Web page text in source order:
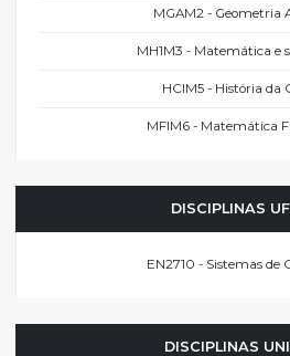
MGAM2 - Geometria
MH1M3 - Matemática e
HCIM5 - História da
MFIM6 - Matemática
DISCIPLINAS
EN2710 - Sistemas de
DISCIPLINAS